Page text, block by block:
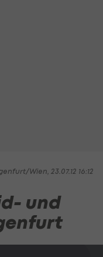
Wien, 23.07.12 16:12
und